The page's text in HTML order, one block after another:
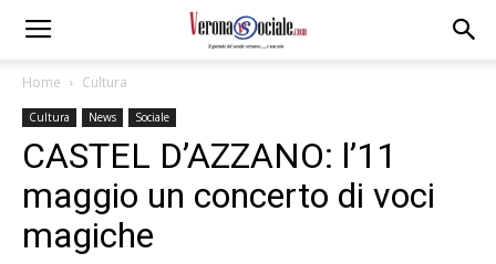
Home Cultura
Cultura News Sociale
CASTEL D’AZZANO: l’11
maggio un concerto di voci
magiche